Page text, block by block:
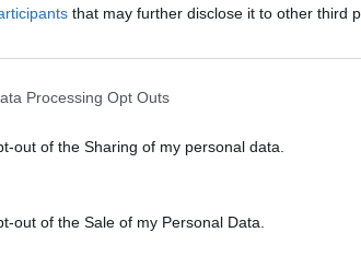
that may further disclose it to other third
Processing Opt Outs
out of the Sharing of my personal data.
out of the Sale of my Personal Data.